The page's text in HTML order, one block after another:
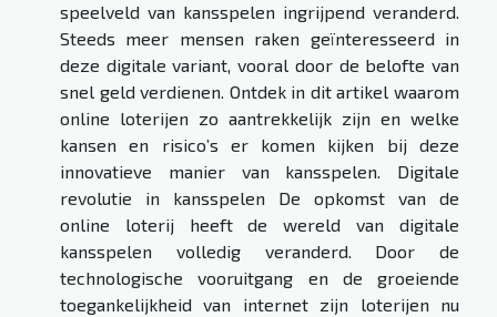
speelveld van kansspelen ingrijpend veranderd.
Steeds meer mensen raken geïnteresseerd in
deze digitale variant, vooral door de belofte van
snel geld verdienen. Ontdek in dit artikel waarom
online loterijen zo aantrekkelijk zijn en welke
kansen en risico’s er komen kijken bij deze
innovatieve manier van kansspelen. Digitale
revolutie in kansspelen De opkomst van de
online loterij heeft de wereld van digitale
kansspelen volledig veranderd. Door de
technologische vooruitgang en de groeiende
toegankelijkheid van internet zijn loterijen nu